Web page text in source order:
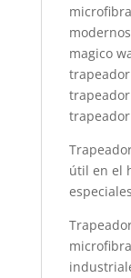
magico
útil en el